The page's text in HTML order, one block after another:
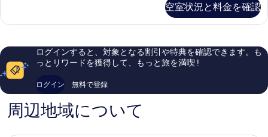
ス
ー
ビ
ュ
ー
の
ッ
ス
シ
ー
ビ
ュ
ド
ル
ー
ム
ス
パ
浴
槽
ウ
ベ
ッ
ド
ル
ー
空室状況と料金を確認
ログインすると、対象となる割引や特典を確認できます。も
っとリワードを獲得して、もっと旅を満喫 !
ログイン 無料で登録
周辺地域について